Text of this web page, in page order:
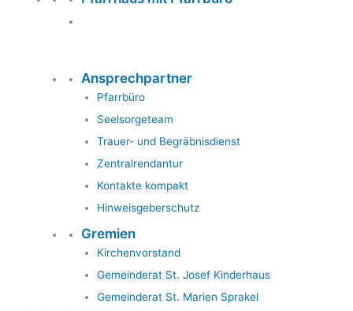
Ansprechpartner
Pfarrbüro
Seelsorgeteam
Trauer- und Begräbnisdienst
Zentralrendantur
Kontakte kompakt
Hinweisgeberschutz
Gremien
Kirchenvorstand
Gemeinderat St. Josef Kinderhaus
Gemeinderat St. Marien Sprakel